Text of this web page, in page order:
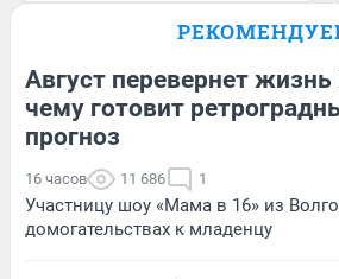
Август перевернет
чему готовит
прогноз
16 часов 11 686 1
Участницу шоу «Мама в 16» из
домогательствах к младенцу